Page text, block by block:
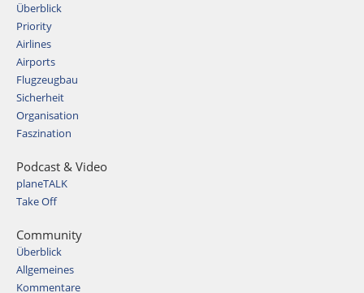
Überblick
Priority
Airlines
Airports
Flugzeugbau
Sicherheit
Organisation
Faszination
Podcast & Video
planeTALK
Take Off
Community
Überblick
Allgemeines
Kommentare